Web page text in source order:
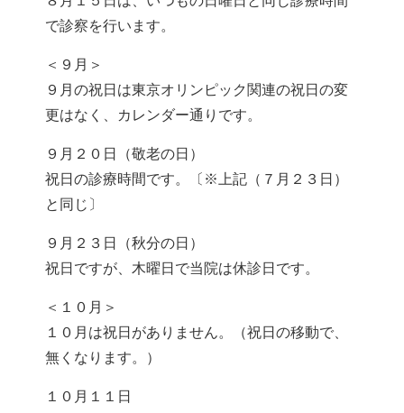
で診察を行います。
＜９月＞
９月の祝日は東京オリンピック関連の祝日の変
更はなく、カレンダー通りです。
９月２０日（敬老の日）
祝日の診療時間です。〔※上記（７月２３日）
と同じ〕
９月２３日（秋分の日）
祝日ですが、木曜日で当院は休診日です。
＜１０月＞
１０月は祝日がありません。（祝日の移動で、
無くなります。）
１０月１１日